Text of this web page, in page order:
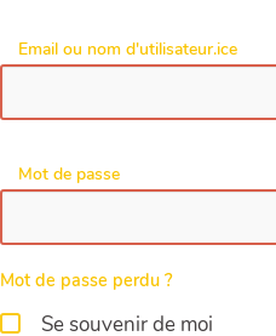
Email ou nom d'utilisateur.ice
Mot de passe
Mot de passe perdu ?
Se souvenir de moi